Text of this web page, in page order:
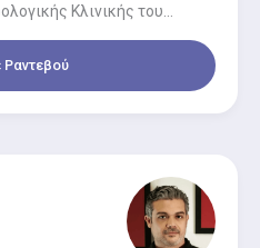
Κλινικής του
Ραντεβού